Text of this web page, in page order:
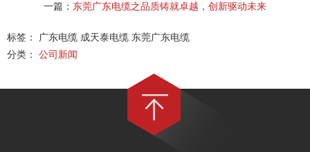
一篇： 东莞广东电缆之品质铸就卓越，创新驱动未来
标签： 广东电缆 成天泰电缆 东莞广东电缆
分类： 公司新闻